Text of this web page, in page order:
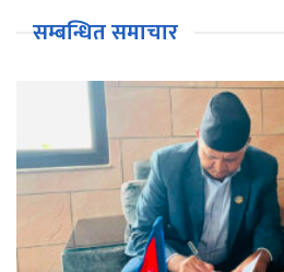
सम्बन्धित समाचार